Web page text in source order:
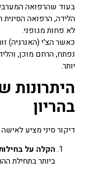
בעוד שהרפואה
הלידה, הרפואה הסינית
לא פחות מגופני.
כאשר הצ'י (האנרגיה)
נפתח, הרחם מוכן,
יותר.
היתרונות
בהריון
דיקור סיני מציע
הקלה על
ביותר בתחילת